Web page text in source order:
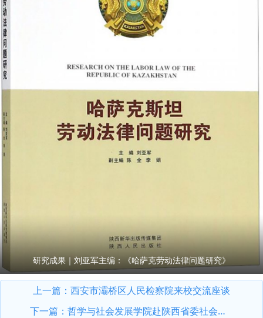
研究成果｜刘亚军主编：《哈萨克劳动法律问题研究》
上一篇： 西安市灞桥区人民检察院来校交流座谈
下一篇： 哲学与社会发展学院赴陕西省委社会工作部开展座谈调研